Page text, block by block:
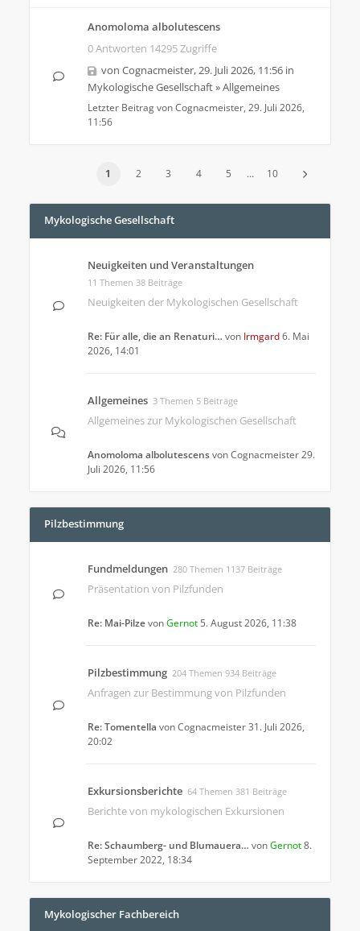
Anomoloma albolutescens
0 Antworten 14295 Zugriffe
von Cognacmeister,29. Juli 2026, 11:56 in
Mykologische Gesellschaft»Allgemeines
Letzter Beitrag vonCognacmeister, 29. Juli 2026,
11:56
1 2 3 4 5 … 10
Mykologische Gesellschaft
Neuigkeiten und Veranstaltungen
11 Themen 38 Beiträge
Neuigkeiten der Mykologischen Gesellschaft
Re: Für alle, die an Renaturi… von Irmgard6. Mai
2026, 14:01
Allgemeines 3 Themen 5 Beiträge
Allgemeines zur Mykologischen Gesellschaft
Anomoloma albolutescensvonCognacmeister29.
Juli 2026, 11:56
Pilzbestimmung
Fundmeldungen 280 Themen 1137 Beiträge
Präsentation von Pilzfunden
Re: Mai-PilzevonGernot 5. August 2026, 11:38
Pilzbestimmung 204 Themen 934 Beiträge
Anfragen zur Bestimmung von Pilzfunden
Re: Tomentella vonCognacmeister31. Juli 2026,
20:02
Exkursionsberichte 64 Themen 381 Beiträge
Berichte von mykologischen Exkursionen
Re: Schaumberg- und Blumauera… vonGernot8.
September 2022, 18:34
Mykologischer Fachbereich